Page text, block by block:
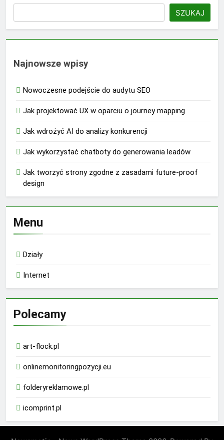
SZUKAJ
Najnowsze wpisy
Nowoczesne podejście do audytu SEO
Jak projektować UX w oparciu o journey mapping
Jak wdrożyć AI do analizy konkurencji
Jak wykorzystać chatboty do generowania leadów
Jak tworzyć strony zgodne z zasadami future-proof
design
Menu
Działy
Internet
Polecamy
art-flock.pl
onlinemonitoringpozycji.eu
folderyreklamowe.pl
icomprint.pl